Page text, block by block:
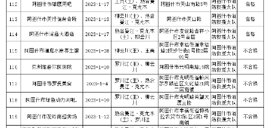
地州市政府 区政府部门
省区市政府 国家部委局
主办：克孜勒苏柯尔克孜自治州人民政府办公室